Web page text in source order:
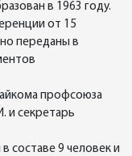
в 1963 году.
от 15
переданы в
профсоюза
и секретарь
составе 9 человек и